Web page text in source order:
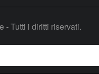
- Tutti i diritti riservati.